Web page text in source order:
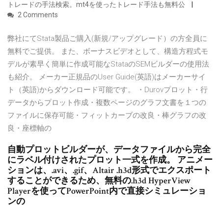
トレードの手法検索。mt4を使ったトレード手法も無料公
2 Comments
弊社にてStata製品ご購入(新規/アップグレード）の方全員に
無料でご提供。 また、ボーナスビデオとして、構造方程式モ
デルが素早く簡単に作成可能なStataのSEMビルダーの使用法
も紹介。 メーカー正規品のUser Guide(英語)はメーカーサイ
ト（英語)からダウンロード可能です。 ・Durovプロット・行
データからプロット作成・複数ページのグラフ文書を１つの
ファイルに保存可能・フィットカーブの改良・棒グラフの改
良・座標軸の
自動プロットビルダーが、データファイルから完全
にラベル付けされたプロット一式を作成。 アニメー
ションは、.avi、.gif、Altair .h3d形式でエクスポート
することができるため、無料の.h3d HyperView
Playerを使ってPowerPoint内で直接シミュレーショ
ンの